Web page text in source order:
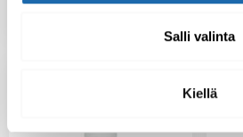
Salli valinta
Kiellä
Lisää ostoskoriin